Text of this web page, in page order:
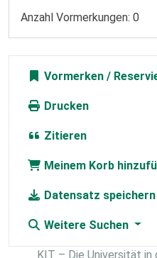
Anzahl Vormerkungen: 0
Vormerken
Drucken
Zitieren
Meinem Korb
Datensatz speichern
Weitere Suchen
KIT – Die Universität